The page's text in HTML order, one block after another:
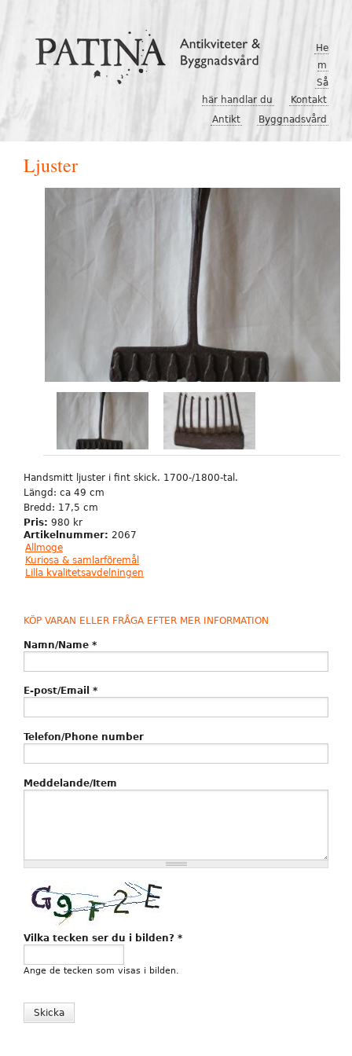
He
m
Så
här handlar du
Kontakt
Antikt
Byggnadsvård
Ljuster
Handsmitt ljuster i fint skick. 1700-/1800-tal.
Längd: ca 49 cm
Bredd: 17,5 cm
Pris: 980 kr
Artikelnummer: 2067
Allmoge
Kuriosa & samlarföremål
Lilla kvalitetsavdelningen
KÖP VARAN ELLER FRÅGA EFTER MER INFORMATION
Namn/Name *
E-post/Email *
Telefon/Phone number
Meddelande/Item
Vilka tecken ser du i bilden? *
Ange de tecken som visas i bilden.